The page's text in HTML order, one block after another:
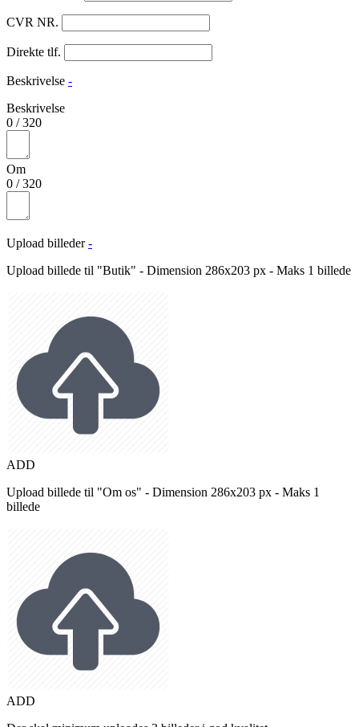
CVR NR.
Direkte tlf.
Beskrivelse -
Beskrivelse
0 /320
Om
0 /320
Upload billeder -
Upload billede til "Butik" - Dimension 286x203 px - Maks 1 billede
ADD
Upload billede til "Om os" - Dimension 286x203 px - Maks 1
billede
ADD